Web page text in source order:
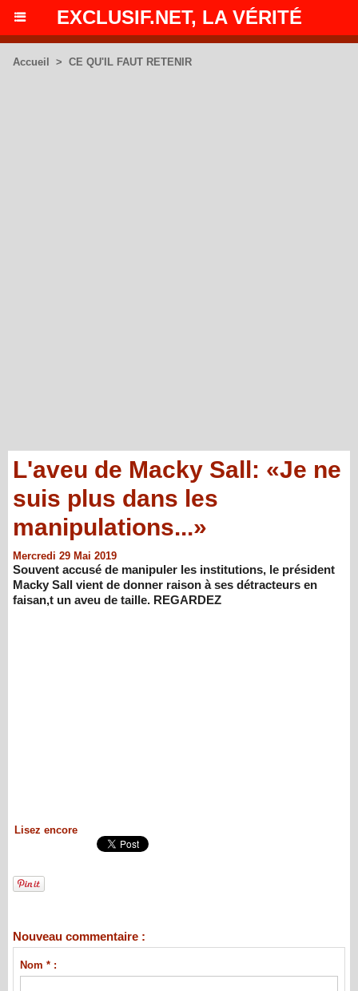
EXCLUSIF.NET, LA VÉRITÉ
Accueil > CE QU'IL FAUT RETENIR
L'aveu de Macky Sall: «Je ne
suis plus dans les
manipulations...»
Mercredi 29 Mai 2019
Souvent accusé de manipuler les institutions, le président
Macky Sall vient de donner raison à ses détracteurs en
faisan,t un aveu de taille. REGARDEZ
Lisez encore
Nouveau commentaire :
Nom * :